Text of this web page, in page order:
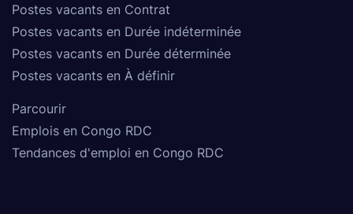
Postes vacants en Contrat
Postes vacants en Durée indéterminée
Postes vacants en Durée déterminée
Postes vacants en À définir
Parcourir
Emplois en Congo RDC
Tendances d'emploi en Congo RDC